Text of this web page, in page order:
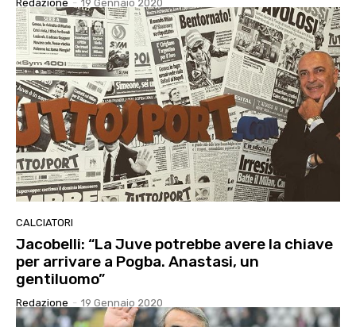
Redazione - 19 Gennaio 2020
CALCIATORI
Jacobelli: “La Juve potrebbe avere la chiave
per arrivare a Pogba. Anastasi, un
gentiluomo”
Redazione - 19 Gennaio 2020